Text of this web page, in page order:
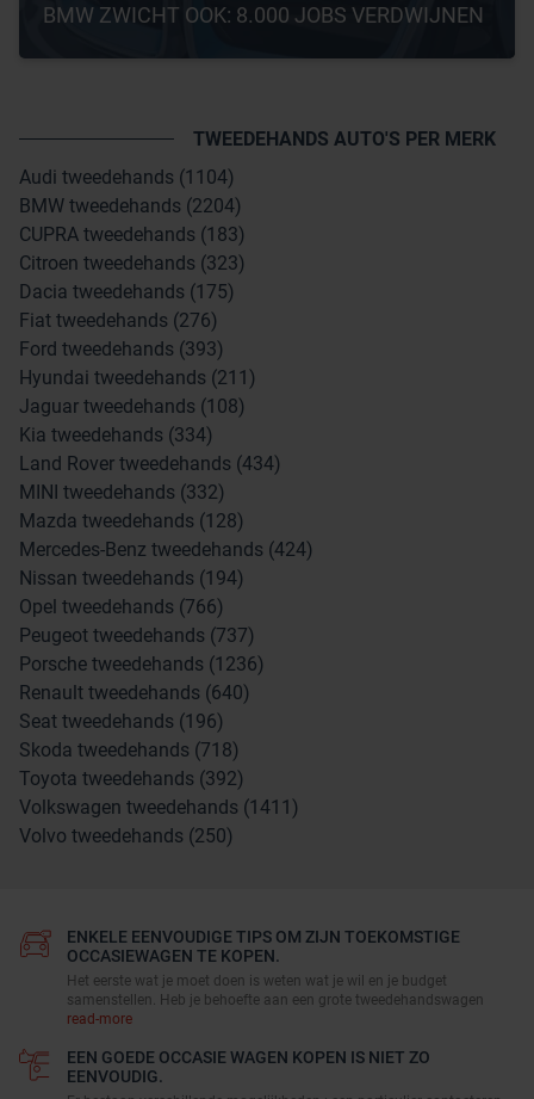
BMW ZWICHT OOK: 8.000 JOBS VERDWIJNEN
TWEEDEHANDS AUTO'S PER MERK
Audi tweedehands (1104)
BMW tweedehands (2204)
CUPRA tweedehands (183)
Citroen tweedehands (323)
Dacia tweedehands (175)
Fiat tweedehands (276)
Ford tweedehands (393)
Hyundai tweedehands (211)
Jaguar tweedehands (108)
Kia tweedehands (334)
Land Rover tweedehands (434)
MINI tweedehands (332)
Mazda tweedehands (128)
Mercedes-Benz tweedehands (424)
Nissan tweedehands (194)
Opel tweedehands (766)
Peugeot tweedehands (737)
Porsche tweedehands (1236)
Renault tweedehands (640)
Seat tweedehands (196)
Skoda tweedehands (718)
Toyota tweedehands (392)
Volkswagen tweedehands (1411)
Volvo tweedehands (250)
ENKELE EENVOUDIGE TIPS OM ZIJN TOEKOMSTIGE
OCCASIEWAGEN TE KOPEN.
Het eerste wat je moet doen is weten wat je wil en je budget
samenstellen. Heb je behoefte aan een grote tweedehandswagen
read-more
EEN GOEDE OCCASIE WAGEN KOPEN IS NIET ZO
EENVOUDIG.